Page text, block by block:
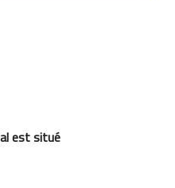
est situé